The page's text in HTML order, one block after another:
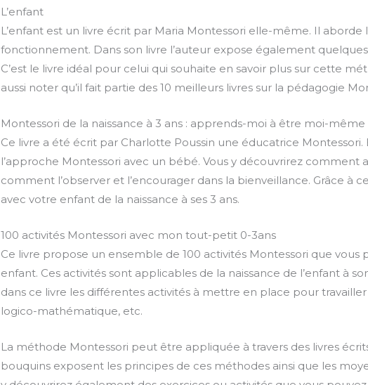
L’enfant
L’enfant est un livre écrit par Maria Montessori elle-même. Il
fonctionnement. Dans son livre l’auteur expose également
C’est le livre idéal pour celui qui souhaite en savoir plus sur cette
aussi noter qu’il fait partie des 10 meilleurs livres sur la pédagogie
Montessori de la naissance à 3 ans : apprends-moi à être moi-même
Ce livre a été écrit par Charlotte Poussin une éducatrice
l’approche Montessori avec un bébé. Vous y découvrirez comment
comment l’observer et l’encourager dans la bienveillance. Grâce à
avec votre enfant de la naissance à ses 3 ans.
100 activités Montessori avec mon tout-petit 0-3ans
Ce livre propose un ensemble de 100 activités Montessori que
enfant. Ces activités sont applicables de la naissance de l’enfant à
dans ce livre les différentes activités à mettre en place pour travailler
logico-mathématique, etc.
La méthode Montessori peut être appliquée à travers des livres
bouquins exposent les principes de ces méthodes ainsi que les